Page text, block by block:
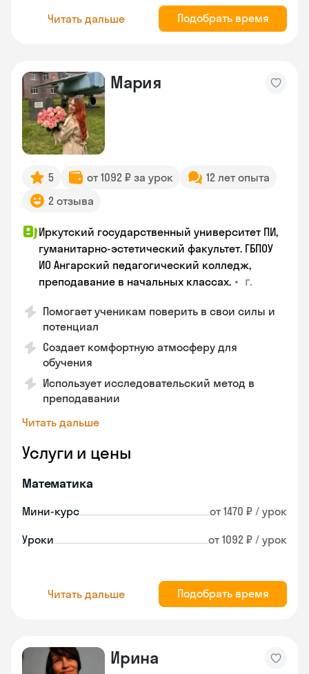
Читать дальше Подобрать время
Мария
5 от 1092 ₽ за урок
12 лет опыта
2 отзыва
Иркутский государственный университет ПИ,
гуманитарно-эстетический факультет. ГБПОУ
ИО Ангарский педагогический колледж,
преподавание в начальных классах. • г.
Помогает ученикам поверить в свои силы и
потенциал
Создает комфортную атмосферу для
обучения
Использует исследовательский метод в
преподавании
Читать дальше
Услуги и цены
Математика
Мини-курс от 1470 ₽ / урок
Уроки от 1092 ₽ / урок
Читать дальше Подобрать время
Ирина